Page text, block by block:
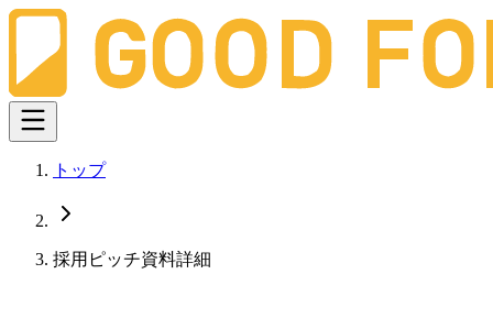
トップ
採用ピッチ資料詳細